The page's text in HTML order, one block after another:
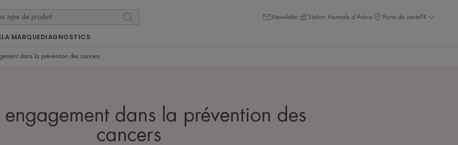
Newsletter Station thermale d'Avène Points de venteFR
LA MARQUEDIAGNOSTICS
dans la prévention des cancers
engagement dans la prévention des
cancers